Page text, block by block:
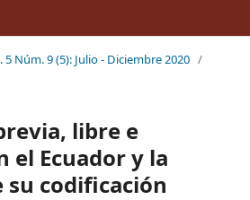
5 Núm. 9 (5): Julio - Diciembre 2020 /
libre e
el Ecuador y la
su codificación